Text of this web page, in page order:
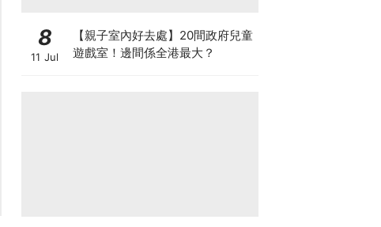
8
11 Jul
【親子室內好去處】20間政府兒童
遊戲室！邊間係全港最大？